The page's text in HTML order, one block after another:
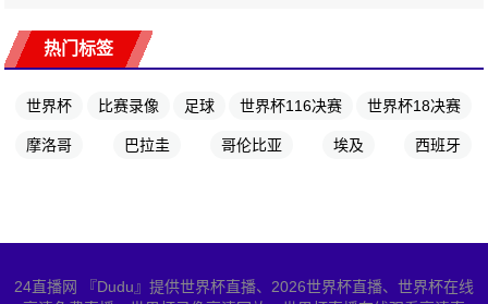
热门标签
世界杯 比赛录像 足球 世界杯116决赛 世界杯18决赛
摩洛哥 巴拉圭 哥伦比亚 埃及 西班牙
24直播网 『Dudu』提供世界杯直播、2026世界杯直播、世界杯在线